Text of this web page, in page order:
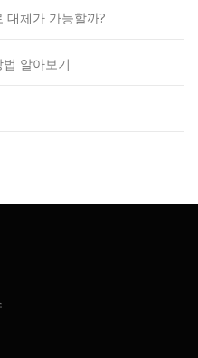
대체가 가능할까?
알아보기